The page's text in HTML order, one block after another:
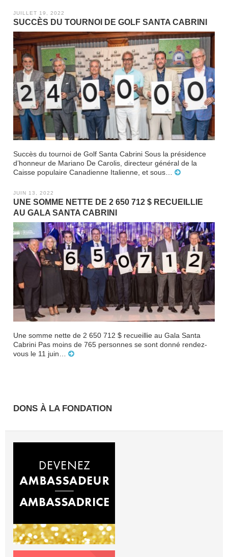
JUILLET 19, 2022
SUCCÈS DU TOURNOI DE GOLF SANTA CABRINI
Succès du tournoi de Golf Santa Cabrini Sous la présidence
d’honneur de Mariano De Carolis, directeur général de la
Caisse populaire Canadienne Italienne, et sous…
JUIN 13, 2022
UNE SOMME NETTE DE 2 650 712 $ RECUEILLIE
AU GALA SANTA CABRINI
Une somme nette de 2 ­650 712 $ recueillie au Gala Santa
Cabrini Pas moins de 765 personnes se sont donné rendez-
vous le 11 juin…
DONS À LA FONDATION